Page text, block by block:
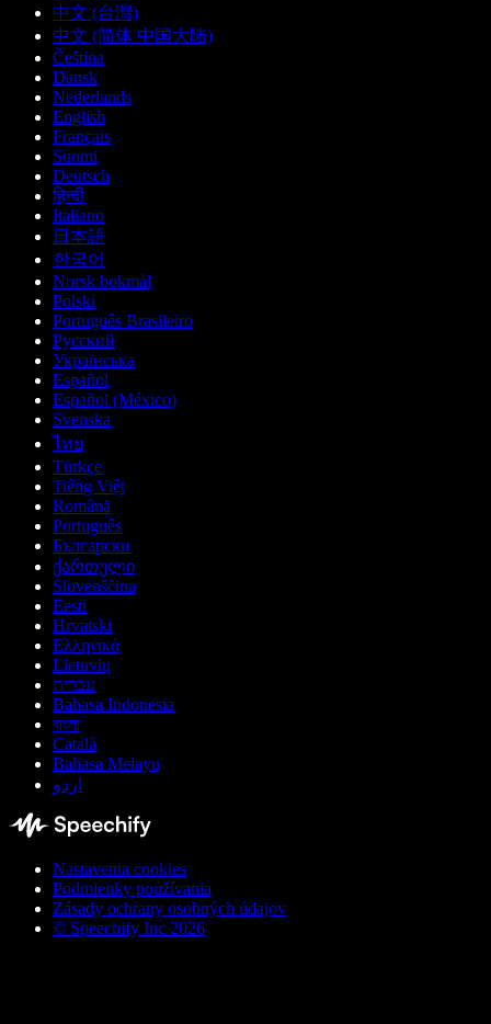
中文 (台灣)
中文 (简体 中国大陆)
Čeština
Dansk
Nederlands
English
Français
Suomi
Deutsch
हिन्दी
Italiano
日本語
한국어
Norsk bokmål
Polski
Português Brasileiro
Русский
Українська
Español
Español (México)
Svenska
ไทย
Türkçe
Tiếng Việt
Română
Português
Български
ქართული
Slovenščina
Eesti
Hrvatski
Ελληνικά
Lietuvių
עברית
Bahasa Indonesia
বাংলা
Català
Bahasa Melayu
اردو
Nastavenia cookies
Podmienky používania
Zásady ochrany osobných údajov
© Speechify Inc 2026